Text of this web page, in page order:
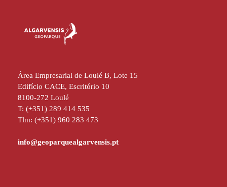
Área Empresarial de Loulé B, Lote 15
Edifício CACE, Escritório 10
8100-272 Loulé
T: (+351) 289 414 535
Tlm: (+351) 960 283 473